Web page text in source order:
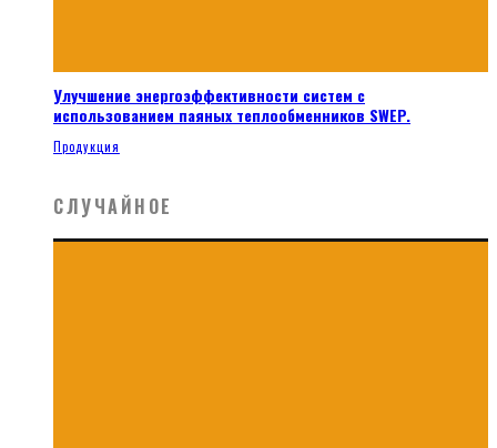
Улучшение энергоэффективности систем с
использованием паяных теплообменников SWEP.
Продукция
СЛУЧАЙНОЕ